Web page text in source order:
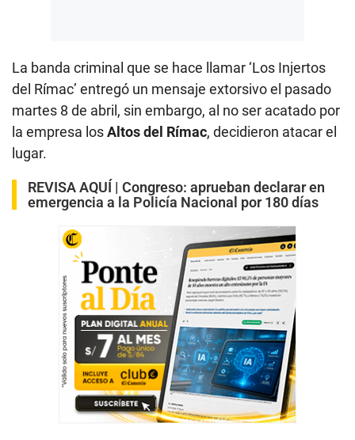
La banda criminal que se hace llamar ‘Los Injertos
del Rímac’ entregó un mensaje extorsivo el pasado
martes 8 de abril, sin embargo, al no ser acatado por
la empresa losAltos del Rímac, decidieron atacar el
lugar.
REVISA AQUÍ | Congreso: aprueban declarar en
emergencia a la Policía Nacional por 180 días